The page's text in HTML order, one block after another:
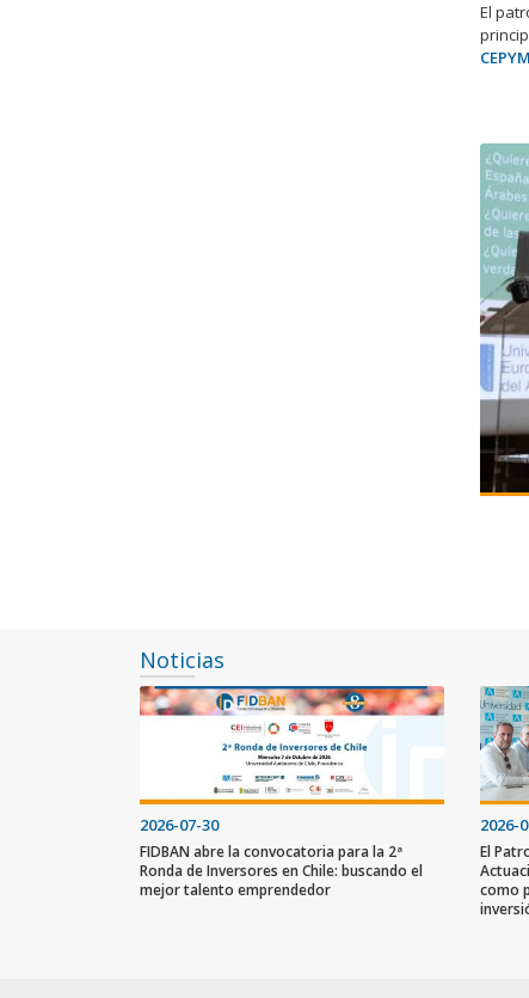
El
Noticias
2026-07-30
FIDBAN abre la convocatoria para la 2ª
Ronda de Inversores en Chile: buscando el
mejor talento emprendedor
2026-
El
como